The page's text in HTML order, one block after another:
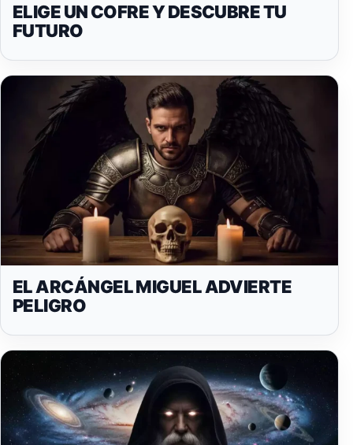
ELIGE UN COFRE Y DESCUBRE TU
FUTURO
EL ARCÁNGEL MIGUEL ADVIERTE
PELIGRO